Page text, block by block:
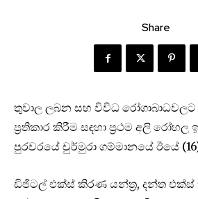
Share
තුවාල ලබන සහ විවිධ
ප්‍රතිකාර කිරීම සඳහා ප්‍රථම අලි රෝහල
පුරවරයේ චුර්මුරා ගම්මානයේ ඊයේ
ඩිජිටල් එක්ස් කිරණ යන්ත්‍ර, දන්ත එක්ස්